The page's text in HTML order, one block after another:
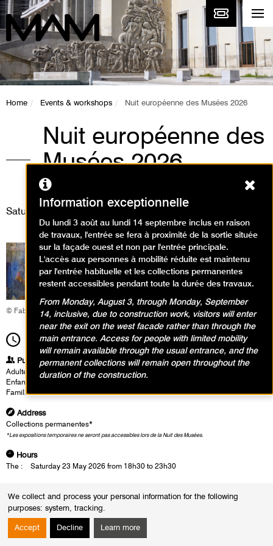
We collect and process your personal information for the following
purposes: system, tracking.
Accept Decline Learn more
Home Events & workshops Nuit européenne des Musées 2026
Nuit européenne des
Musées 2026
Événement / Nuit des musées
Saturday 23 May 2026
© Fabrice Gaboriau
18h30Time scale5h00
Publics
Adultes
Enfants / Ados
Famille
Address
Collections permanentes*
*Les expositions temporaires ne seront pas accessibles lors de la Nuit des Musées.
Hours
The : Saturday 23 May 2026 from 18h30 to 23h30
PROGRAMME NUIT DES MUSÉES
18h30-19h30 – La Classe, l’œuvre
Information exceptionnelle
Du lundi 3 août au lundi 14 septembre inclus en raison
de travaux, l'entrée se fera à proximité de la sortie située
sur la façade ouest et non par l'entrée principale.
L'accès aux personnes à mobilité réduite est maintenu
par l'entrée habituelle et les collections permanentes
restent accessibles pendant toute la durée des travaux.
From Monday, August 3, through Monday, September
14, inclusive, due to construction work, visitors will enter
near the exit on the west facade rather than through the
main entrance. Access for people with limited mobility
will remain available through the usual entrance, and the
permanent collections will remain open throughout the
duration of the construction.